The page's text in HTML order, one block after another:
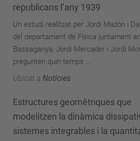
republicans l’any 1939
Un estudi realitzat per Jordi Mazón i
del departament de Física juntament
Bassaganya, Jordi Mercader i Jordi
pregunten quin temps ...
Ubicat a Notícies
Estructures geomètriques que
modelitzen la dinàmica
sistemes integrables i la